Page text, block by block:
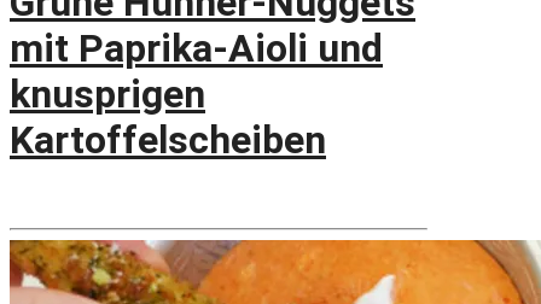
mit Paprika-Aioli und
knusprigen
Kartoffelscheiben